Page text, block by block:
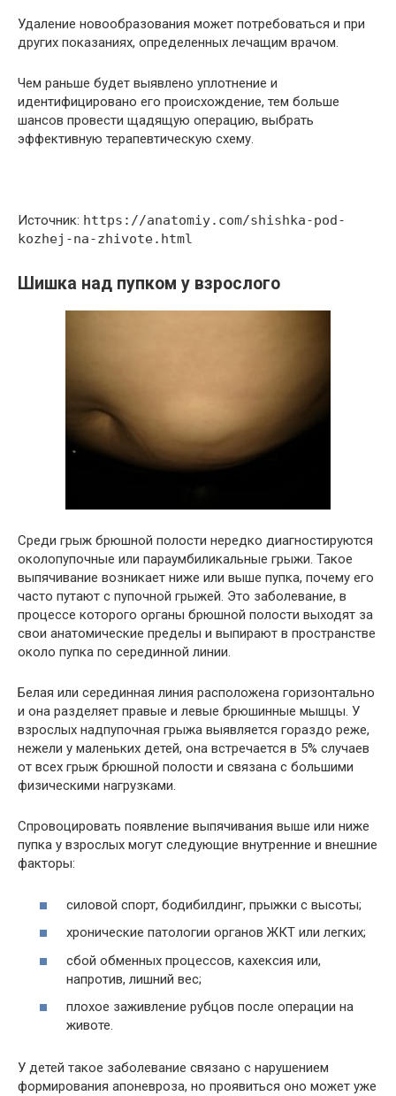
Удаление новообразования может потребоваться и при
других показаниях, определенных лечащим врачом.
Чем раньше будет выявлено уплотнение и
идентифицировано его происхождение, тем больше
шансов провести щадящую операцию, выбрать
эффективную терапевтическую схему.
Источник: https://anatomiy.com/shishka-pod-
kozhej-na-zhivote.html
Шишка над пупком у взрослого
Среди грыж брюшной полости нередко диагностируются
околопупочные или параумбиликальные грыжи. Такое
выпячивание возникает ниже или выше пупка, почему его
часто путают с пупочной грыжей. Это заболевание, в
процессе которого органы брюшной полости выходят за
свои анатомические пределы и выпирают в пространстве
около пупка по серединной линии.
Белая или серединная линия расположена горизонтально
и она разделяет правые и левые брюшинные мышцы. У
взрослых надпупочная грыжа выявляется гораздо реже,
нежели у маленьких детей, она встречается в 5% случаев
от всех грыж брюшной полости и связана с большими
физическими нагрузками.
Спровоцировать появление выпячивания выше или ниже
пупка у взрослых могут следующие внутренние и внешние
факторы:
силовой спорт, бодибилдинг, прыжки с высоты;
хронические патологии органов ЖКТ или легких;
сбой обменных процессов, кахексия или,
напротив, лишний вес;
плохое заживление рубцов после операции на
животе.
У детей такое заболевание связано с нарушением
формирования апоневроза, но проявиться оно может уже